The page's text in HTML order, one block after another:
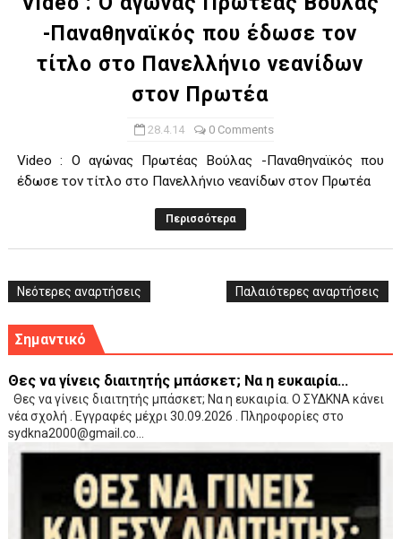
-Παναθηναϊκός που έδωσε τον
τίτλο στο Πανελλήνιο νεανίδων
στον Πρωτέα
28.4.14 0 Comments
Video : Ο αγώνας Πρωτέας Βούλας -Παναθηναϊκός που
έδωσε τον τίτλο στο Πανελλήνιο νεανίδων στον Πρωτέα
Περισσότερα
Νεότερες αναρτήσεις Παλαιότερες αναρτήσεις
Σημαντικό
Θες να γίνεις διαιτητής μπάσκετ; Να η ευκαιρία...
Θες να γίνεις διαιτητής μπάσκετ; Να η ευκαιρία. Ο ΣΥΔΚΝΑ κάνει
νέα σχολή . Εγγραφές μέχρι 30.09.2026 . Πληροφορίες στο
sydkna2000@gmail.co...